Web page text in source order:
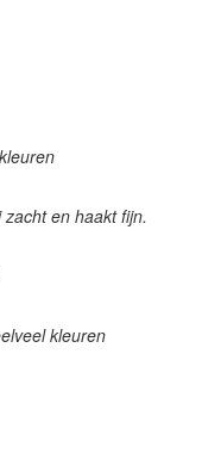
en haakt fijn.
kleuren